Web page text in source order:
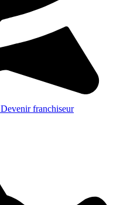
Devenir franchiseur